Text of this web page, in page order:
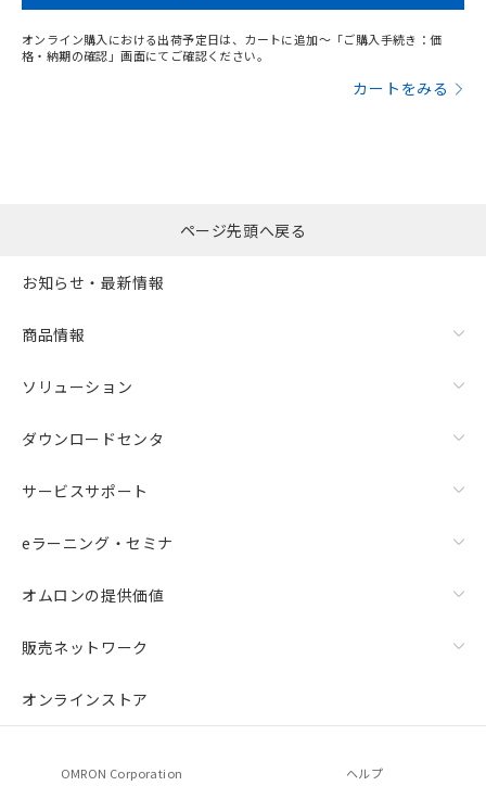
オンライン購入における出荷予定日は、カートに追加～「ご購入手続き：価
格・納期の確認」画面にてご確認ください。
カートをみる
ページ先頭へ戻る
お知らせ・最新情報
商品情報
ソリューション
ダウンロードセンタ
サービスサポート
eラーニング・セミナ
オムロンの提供価値
販売ネットワーク
オンラインストア
OMRON Corporation ヘルプ